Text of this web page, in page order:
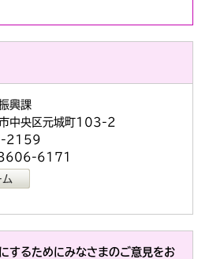
興課
央区元城町103-2
2159
3606-6171
するためにみなさまのご意見をお